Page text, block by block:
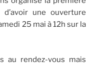
une ouverture
25 mai à 12h sur la
au rendez-vous mais